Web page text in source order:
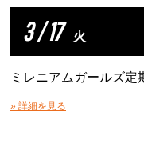
3 / 17 火
ミレニアムガールズ定
» 詳細を見る